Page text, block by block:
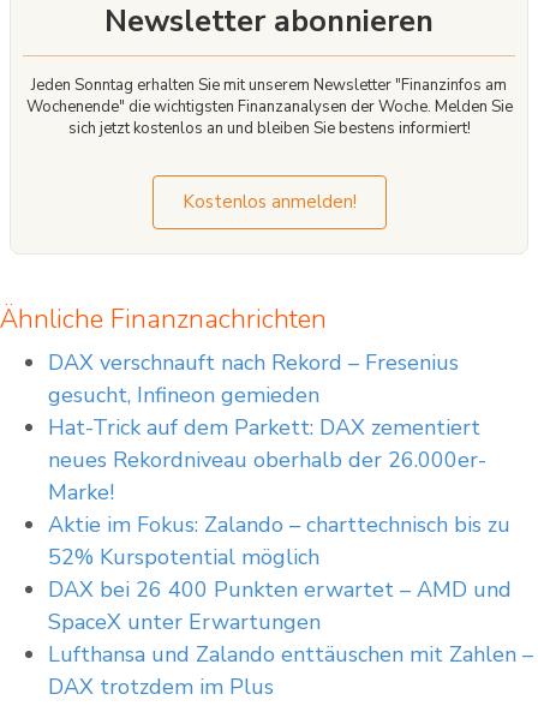
Newsletter abonnieren
Jeden Sonntag erhalten Sie mit unserem Newsletter "Finanzinfos am
Wochenende" die wichtigsten Finanzanalysen der Woche. Melden Sie
sich jetzt kostenlos an und bleiben Sie bestens informiert!
Kostenlos anmelden!
Ähnliche Finanznachrichten
DAX verschnauft nach Rekord – Fresenius
gesucht, Infineon gemieden
Hat-Trick auf dem Parkett: DAX zementiert
neues Rekordniveau oberhalb der 26.000er-
Marke!
Aktie im Fokus: Zalando – charttechnisch bis zu
52% Kurspotential möglich
DAX bei 26 400 Punkten erwartet – AMD und
SpaceX unter Erwartungen
Lufthansa und Zalando enttäuschen mit Zahlen –
DAX trotzdem im Plus